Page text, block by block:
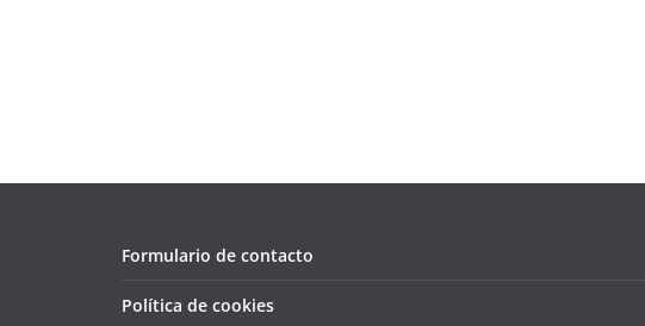
Formulario de contacto
Política de cookies